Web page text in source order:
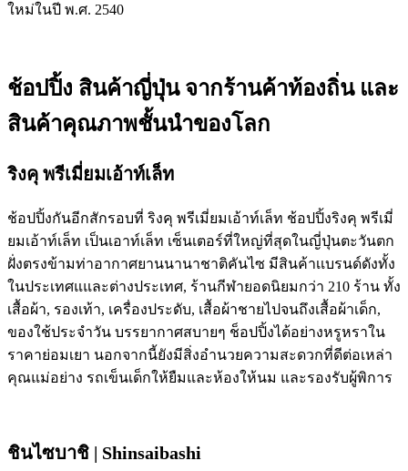
ใหม่ในปี พ.ศ. 2540
ช้อปปิ้ง สินค้าญี่ปุ่น จากร้านค้าท้องถิ่น และ
สินค้าคุณภาพชั้นนำของโลก
ริงคุ พรีเมี่ยมเอ้าท์เล็ท
ช้อปปิ้งกันอีกสักรอบที่ ริงคุ พรีเมี่ยมเอ้าท์เล็ท ช้อปปิ้งริงคุ พรีเมี่
ยมเอ้าท์เล็ท เป็นเอาท์เล็ท เซ็นเตอร์ที่ใหญ่ที่สุดในญี่ปุ่นตะวันตก
ฝั่งตรงข้ามท่าอากาศยานนานาชาติคันไซ มีสินค้าเเบรนด์ดังทั้ง
ในประเทศแและต่างประเทศ, ร้านกีฬายอดนิยมกว่า 210 ร้าน ทั้ง
เสื้อผ้า, รองเท้า, เครื่องประดับ, เสื้อผ้าชายไปจนถึงเสื้อผ้าเด็ก,
ของใช้ประจำวัน บรรยากาศสบายๆ ช็อปปิ้งได้อย่างหรูหราใน
ราคาย่อมเยา นอกจากนี้ยังมีสิ่งอำนวยความสะดวกที่ดีต่อเหล่า
คุณแม่อย่าง รถเข็นเด็กให้ยืมและห้องให้นม และรองรับผู้พิการ
ชินไซบาชิ | Shinsaibashi